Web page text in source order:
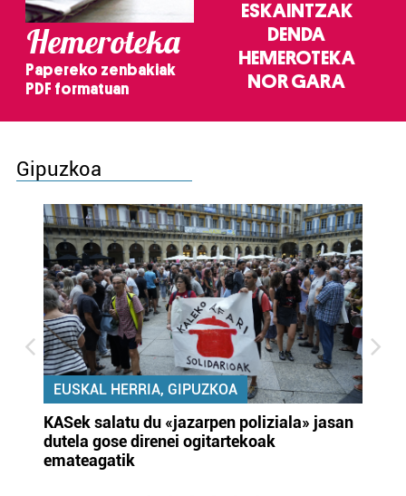
Hemeroteka
Papereko zenbakiak
PDF formatuan
ESKAINTZAK
DENDA
HEMEROTEKA
NOR GARA
Gipuzkoa
EUSKAL HERRIA, GIPUZKOA
KASek salatu du «jazarpen poliziala» jasan
dutela gose direnei ogitartekoak
emateagatik